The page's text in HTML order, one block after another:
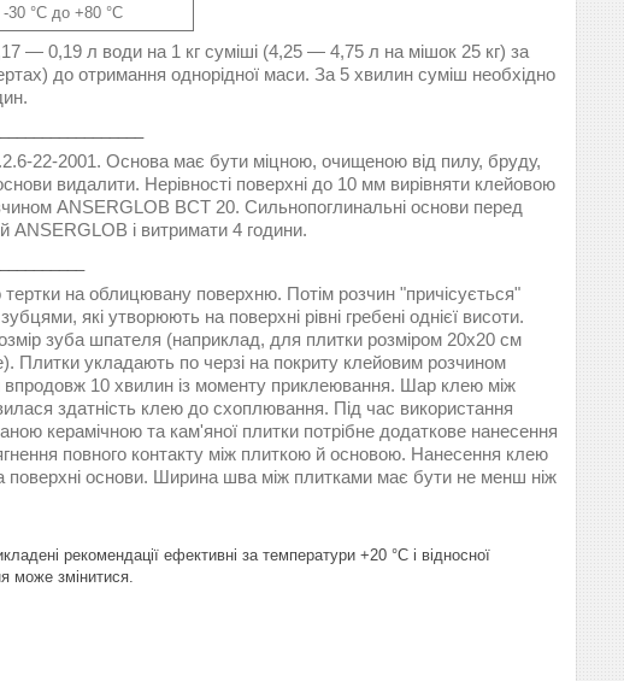
-30 °C до +80 °C
— 0,19 л води на 1 кг суміші (4,25 — 4,75 л на мішок 25 кг) за
до отримання однорідної маси. За 5 хвилин суміш необхідно
22-2001. Основа має бути міцною, очищеною від пилу, бруду,
видалити. Нерівності поверхні до 10 мм вирівняти клейовою
ANSERGLOB BCT 20. Сильнопоглинальні основи перед
ANSERGLOB і витримати 4 години.
на облицювану поверхню. Потім розчин "причісується"
які утворюють на поверхні рівні гребені однієї висоти.
зуба шпателя (наприклад, для плитки розміром 20х20 см
Плитки укладають по черзі на покриту клейовим розчином
10 хвилин із моменту приклеювання. Шар клею між
здатність клею до схоплювання. Під час використання
керамічною та кам'яної плитки потрібне додаткове нанесення
повного контакту між плиткою й основою. Нанесення клею
поверхні основи. Ширина шва між плитками має бути не менш ніж
рекомендації ефективні за температури +20 °C і відносної
може змінитися.